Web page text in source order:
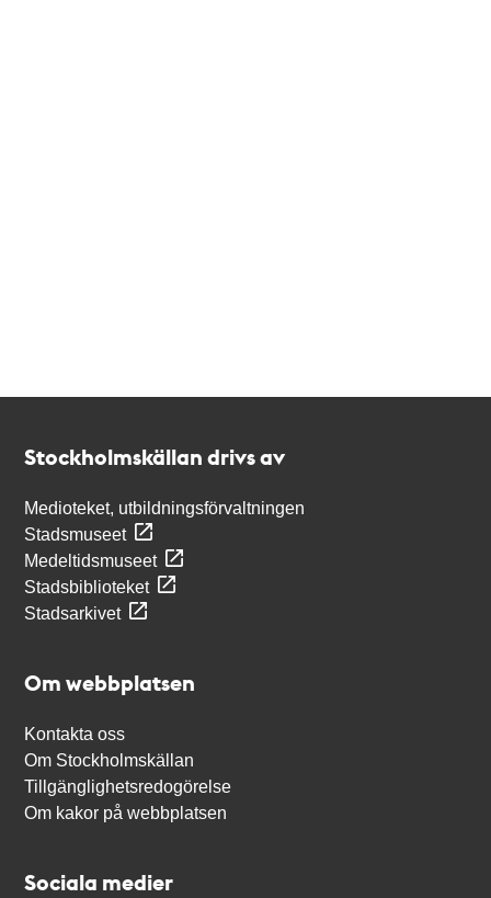
Stockholmskällan drivs av
Medioteket, utbildningsförvaltningen
Stadsmuseet
Medeltidsmuseet
Stadsbiblioteket
Stadsarkivet
Om webbplatsen
Kontakta oss
Om Stockholmskällan
Tillgänglighetsredogörelse
Om kakor på webbplatsen
Sociala medier